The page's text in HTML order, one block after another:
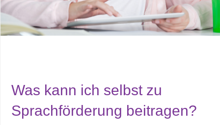
Was kann ich selbst zu
Sprachförderung beitragen?